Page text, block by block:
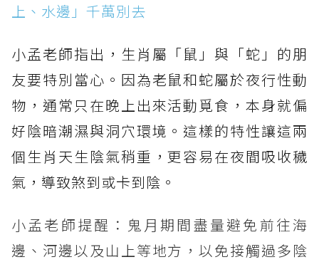
上、水邊」千萬別去
小孟老師指出，生肖屬「鼠」與「蛇」的朋
友要特別當心。因為老鼠和蛇屬於夜行性動
物，通常只在晚上出來活動覓食，本身就偏
好陰暗潮濕與洞穴環境。這樣的特性讓這兩
個生肖天生陰氣稍重，更容易在夜間吸收穢
氣，導致煞到或卡到陰。
小孟老師提醒：鬼月期間盡量避免前往海
邊、河邊以及山上等地方，以免接觸過多陰